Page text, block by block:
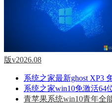
版v2026.08
系统之家最新ghost XP3
系统之家win10免激活64
青苹果系统win10青年全